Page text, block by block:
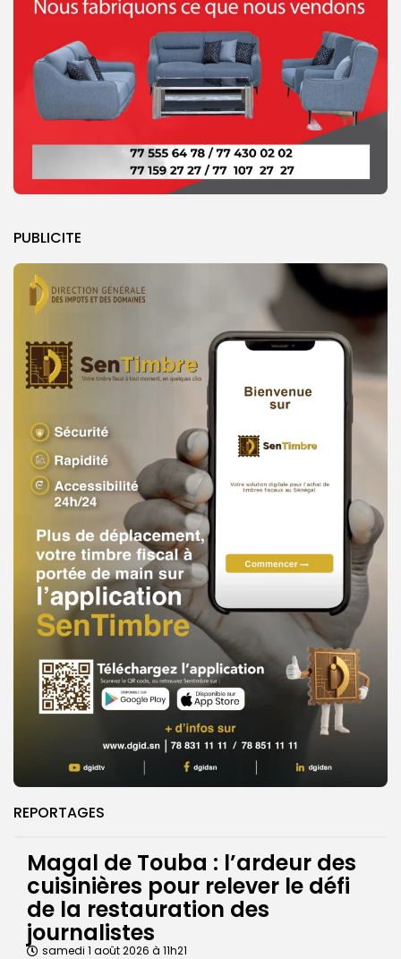
PUBLICITE
REPORTAGES
Magal de Touba : l’ardeur des
cuisinières pour relever le défi
de la restauration des
journalistes
samedi 1 août 2026 à 11h21